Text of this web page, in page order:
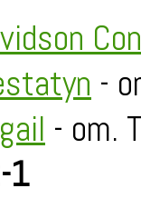
-
- om.
1